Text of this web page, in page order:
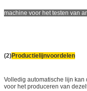
machine voor het testen van
(2)Productielijnvoordelen
Volledig automatische lijn kan
voor het produceren van